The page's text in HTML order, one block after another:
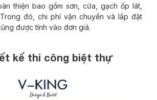
thiện bao gồm sơn, cửa, gạch ốp lát,
đó, chi phí vận chuyển và lắp đặt
được tính vào đơn giá.
kế thi công biệt thự